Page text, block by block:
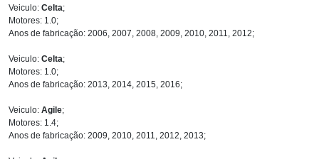
Veiculo: Celta;
Motores: 1.0;
Anos de fabricação: 2006, 2007, 2008, 2009, 2010, 2011, 2012;
Veiculo: Celta;
Motores: 1.0;
Anos de fabricação: 2013, 2014, 2015, 2016;
Veiculo: Agile;
Motores: 1.4;
Anos de fabricação: 2009, 2010, 2011, 2012, 2013;